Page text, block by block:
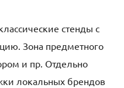
стенды с
Зона предметного
и пр. Отдельно
локальных брендов